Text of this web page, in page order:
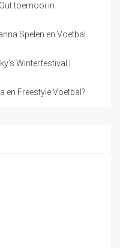
toernooi in
Spelen en Voetbal
Winterfestival |
en Freestyle Voetbal?